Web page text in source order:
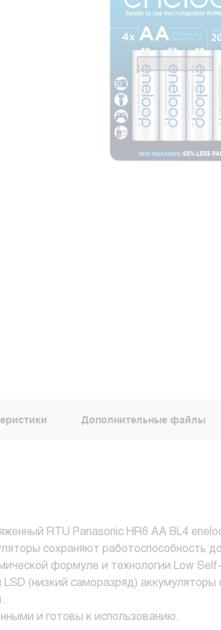
Дополнительные файлы
RTU Panasonic HR6 AA BL4
сохраняют работоспособность
формуле и технологии Low
LSD (низкий саморазряд)
и готовы к использованию.